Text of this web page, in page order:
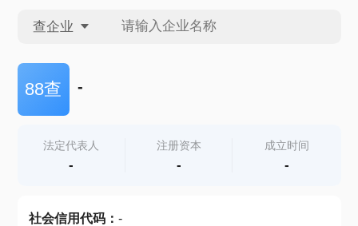
查企业
查企业
查产地
88查 -
法定代表人
-
注册资本
-
成立时间
-
社会信用代码： -